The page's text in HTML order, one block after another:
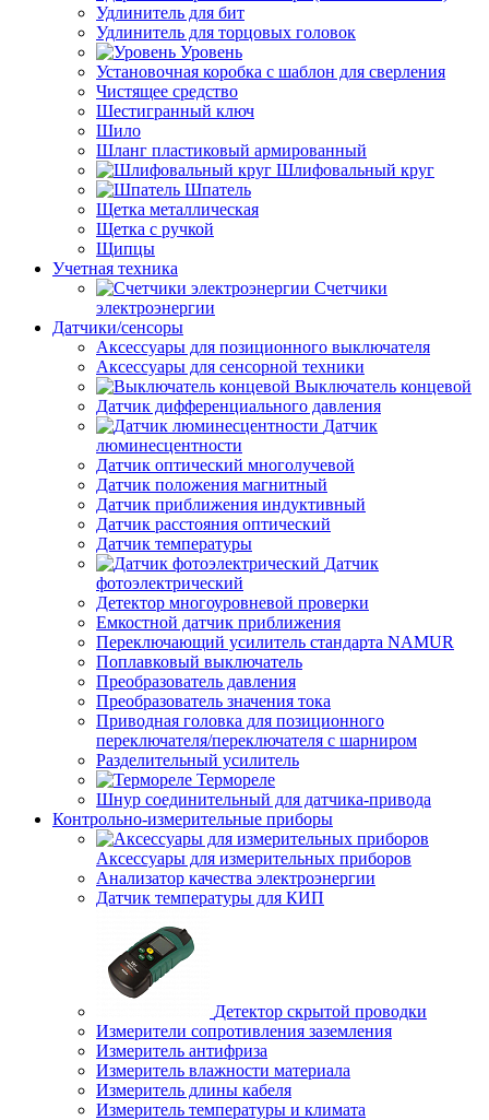
Удлинитель для бит
Удлинитель для торцовых головок
Уровень
Установочная коробка с шаблон для сверления
Чистящее средство
Шестигранный ключ
Шило
Шланг пластиковый армированный
Шлифовальный круг
Шпатель
Щетка металлическая
Щетка с ручкой
Щипцы
Учетная техника
Счетчики
электроэнергии
Датчики/сенсоры
Аксессуары для позиционного выключателя
Аксессуары для сенсорной техники
Выключатель концевой
Датчик дифференциального давления
Датчик
люминесцентности
Датчик оптический многолучевой
Датчик положения магнитный
Датчик приближения индуктивный
Датчик расстояния оптический
Датчик температуры
Датчик
фотоэлектрический
Детектор многоуровневой проверки
Емкостной датчик приближения
Переключающий усилитель стандарта NAMUR
Поплавковый выключатель
Преобразователь давления
Преобразователь значения тока
Приводная головка для позиционного
переключателя/переключателя с шарниром
Разделительный усилитель
Термореле
Шнур соединительный для датчика-привода
Контрольно-измерительные приборы
Аксессуары для измерительных приборов
Анализатор качества электроэнергии
Датчик температуры для КИП
Детектор скрытой проводки
Измерители сопротивления заземления
Измеритель антифриза
Измеритель влажности материала
Измеритель длины кабеля
Измеритель температуры и климата